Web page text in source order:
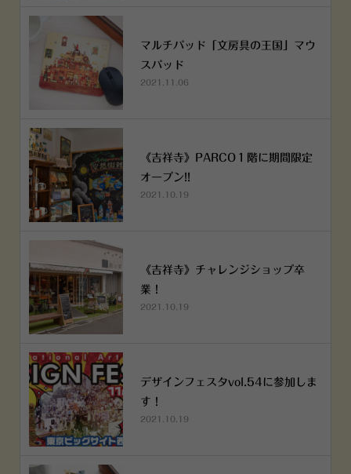
マルチパッド「文房具の王国」マウ
スパッド
2021.11.06
《吉祥寺》PARCO１階に期間限定
オープン!!
2021.10.19
《吉祥寺》チャレンジショップ卒
業！
2021.10.19
デザインフェスタvol.54に参加しま
す！
2021.10.19